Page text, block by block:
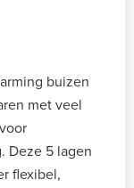
buizen
met veel
Deze 5 lagen
flexibel,